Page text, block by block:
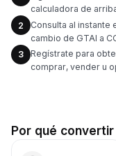
calculadora de
2
Consulta al instante
cambio de GTAI a
3
Regístrate para
comprar, vender u
Por qué